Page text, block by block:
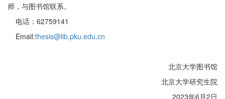
师，与图书馆联系。
电话：62759141
Email:thesis@lib.pku.edu.cn
北京大学图书馆
北京大学研究生院
2023年6月2日